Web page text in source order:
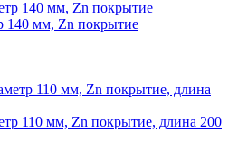
140 мм, Zn покрытие
110 мм, Zn покрытие, длина 200